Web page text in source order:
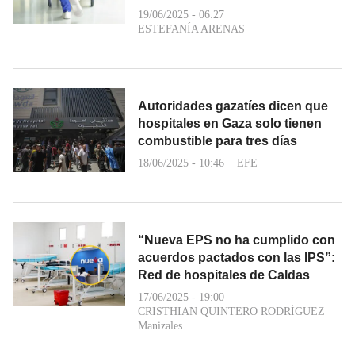
19/06/2025 - 06:27
ESTEFANÍA ARENAS
Autoridades gazatíes dicen que
hospitales en Gaza solo tienen
combustible para tres días
18/06/2025 - 10:46 EFE
“Nueva EPS no ha cumplido con
acuerdos pactados con las IPS”:
Red de hospitales de Caldas
17/06/2025 - 19:00
CRISTHIAN QUINTERO RODRÍGUEZ
Manizales